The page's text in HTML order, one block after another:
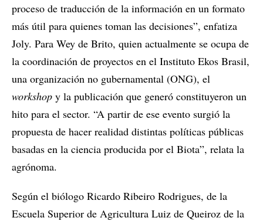
proceso de traducción de la información en un formato
más útil para quienes toman las decisiones”, enfatiza
Joly. Para Wey de Brito, quien actualmente se ocupa de
la coordinación de proyectos en el Instituto Ekos Brasil,
una organización no gubernamental (ONG), el
workshop y la publicación que generó constituyeron un
hito para el sector. “A partir de ese evento surgió la
propuesta de hacer realidad distintas políticas públicas
basadas en la ciencia producida por el Biota”, relata la
agrónoma.
Según el biólogo Ricardo Ribeiro Rodrigues, de la
Escuela Superior de Agricultura Luiz de Queiroz de la